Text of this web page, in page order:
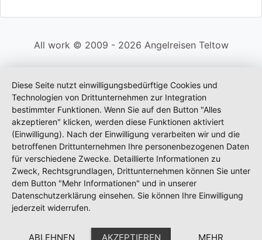
All work © 2009 - 2026 Angelreisen Teltow
Diese Seite nutzt einwilligungsbedürftige Cookies und
Technologien von Drittunternehmen zur Integration
bestimmter Funktionen. Wenn Sie auf den Button "Alles
akzeptieren" klicken, werden diese Funktionen aktiviert
(Einwilligung). Nach der Einwilligung verarbeiten wir und die
betroffenen Drittunternehmen Ihre personenbezogenen Daten
für verschiedene Zwecke. Detaillierte Informationen zu
Zweck, Rechtsgrundlagen, Drittunternehmen können Sie unter
dem Button "Mehr Informationen" und in unserer
Datenschutzerklärung einsehen. Sie können Ihre Einwilligung
jederzeit widerrufen.
ABLEHNEN AKZEPTIEREN MEHR